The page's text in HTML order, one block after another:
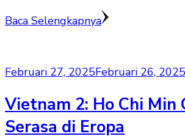
Baca Selengkapnya
Februari 27, 2025Februari 26, 2025
Vietnam 2: Ho Chi Min
Serasa di Eropa